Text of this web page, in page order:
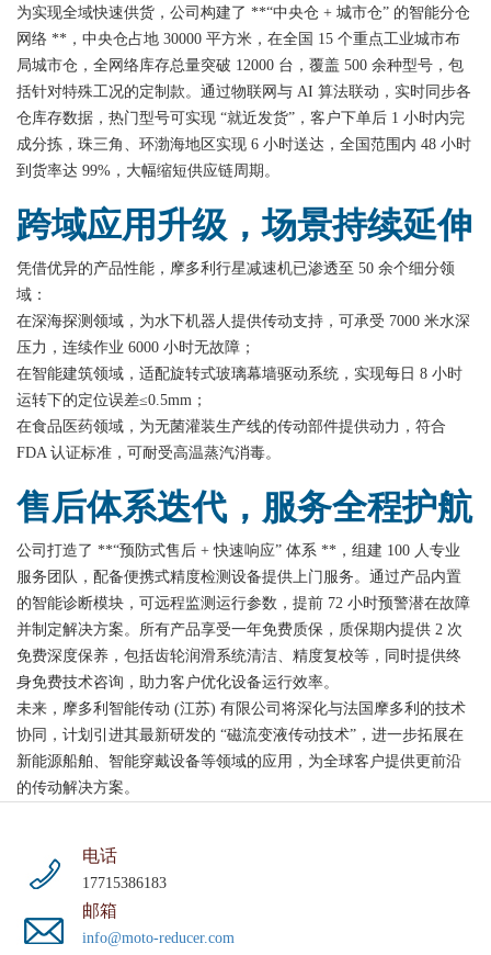
为实现全域快速供货，公司构建了 **“中央仓 + 城市仓” 的智能分仓
网络 **，中央仓占地 30000 平方米，在全国 15 个重点工业城市布
局城市仓，全网络库存总量突破 12000 台，覆盖 500 余种型号，包
括针对特殊工况的定制款。通过物联网与 AI 算法联动，实时同步各
仓库存数据，热门型号可实现 “就近发货”，客户下单后 1 小时内完
成分拣，珠三角、环渤海地区实现 6 小时送达，全国范围内 48 小时
到货率达 99%，大幅缩短供应链周期。
跨域应用升级，场景持续延伸
凭借优异的产品性能，摩多利行星减速机已渗透至 50 余个细分领
域：
在深海探测领域，为水下机器人提供传动支持，可承受 7000 米水深
压力，连续作业 6000 小时无故障；
在智能建筑领域，适配旋转式玻璃幕墙驱动系统，实现每日 8 小时
运转下的定位误差≤0.5mm；
在食品医药领域，为无菌灌装生产线的传动部件提供动力，符合
FDA 认证标准，可耐受高温蒸汽消毒。
售后体系迭代，服务全程护航
公司打造了 **“预防式售后 + 快速响应” 体系 **，组建 100 人专业
服务团队，配备便携式精度检测设备提供上门服务。通过产品内置
的智能诊断模块，可远程监测运行参数，提前 72 小时预警潜在故障
并制定解决方案。所有产品享受一年免费质保，质保期内提供 2 次
免费深度保养，包括齿轮润滑系统清洁、精度复校等，同时提供终
身免费技术咨询，助力客户优化设备运行效率。
未来，摩多利智能传动 (江苏) 有限公司将深化与法国摩多利的技术
协同，计划引进其最新研发的 “磁流变液传动技术”，进一步拓展在
新能源船舶、智能穿戴设备等领域的应用，为全球客户提供更前沿
的传动解决方案。
电话
17715386183
邮箱
info@moto-reducer.com